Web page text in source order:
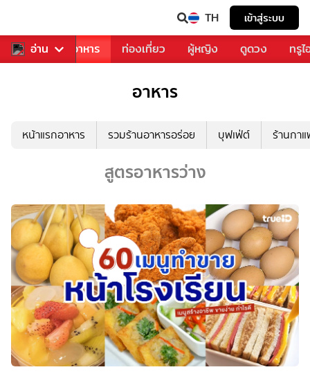
TH เข้าสู่ระบบ
อ่าน
การเพลง อาหาร ท่องเที่ยว ผู้หญิง ดูดวง ทรู
อาหาร
หน้าแรกอาหาร รวมร้านอาหารอร่อย บุฟเฟ่ต์ ร้านกา
สูตรอาหารว่าง